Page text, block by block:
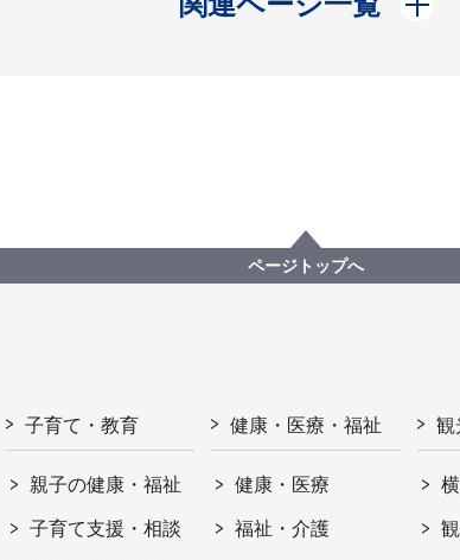
ページトップへ
子育て・教育
親子の健康・福祉
子育て支援・相談
健康・医療・福祉
健康・医療
福祉・介護
観